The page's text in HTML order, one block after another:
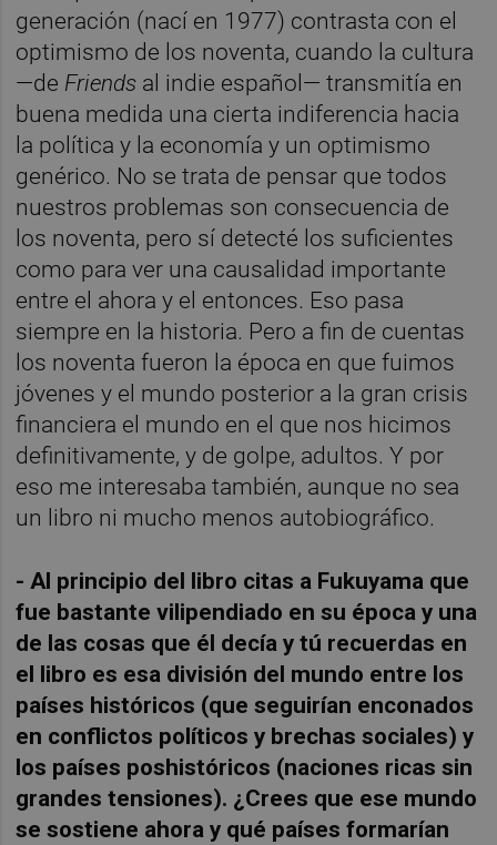
generación (nací en 1977) contrasta con el
optimismo de los noventa, cuando la cultura
—de Friends al indie español— transmitía en
buena medida una cierta indiferencia hacia
la política y la economía y un optimismo
genérico. No se trata de pensar que todos
nuestros problemas son consecuencia de
los noventa, pero sí detecté los suficientes
como para ver una causalidad importante
entre el ahora y el entonces. Eso pasa
siempre en la historia. Pero a fin de cuentas
los noventa fueron la época en que fuimos
jóvenes y el mundo posterior a la gran crisis
financiera el mundo en el que nos hicimos
definitivamente, y de golpe, adultos. Y por
eso me interesaba también, aunque no sea
un libro ni mucho menos autobiográfico.
- Al principio del libro citas a Fukuyama que
fue bastante vilipendiado en su época y una
de las cosas que él decía y tú recuerdas en
el libro es esa división del mundo entre los
países históricos (que seguirían enconados
en conflictos políticos y brechas sociales) y
los países poshistóricos (naciones ricas sin
grandes tensiones). ¿Crees que ese mundo
se sostiene ahora y qué países formarían